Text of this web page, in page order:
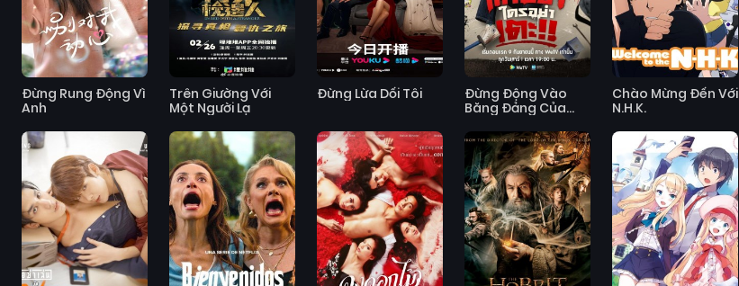
Đừng Rung Động Vì
Anh
Trên Giường Với
Một Người Lạ
Đừng Lừa Dối Tôi
Đừng Động Vào
Băng Đảng Của
Chào Mừng Đến Với
N.H.K.